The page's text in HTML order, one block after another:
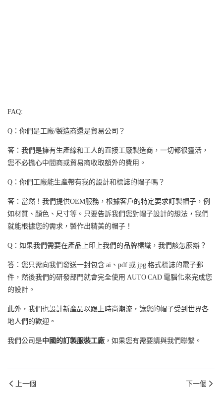
FAQ:
Q：你們是工廠/製造商還是貿易公司？
答：我們是擁有生產線和工人的直接工廠製造商，一切都很靈活，
您不必擔心中間商或貿易商收取額外的費用。
Q：你們工廠能生產帶有我的設計和標誌的帽子嗎？
答：當然！我們提供OEM服務，根據客戶的特定要求訂製帽子，例
如材質、顏色、尺寸等。只要告訴我們您對帽子設計的想法，我們
就能根據您的需求，製作出精美的帽子！
Q：如果我們需要在產品上印上我們的品牌標識，我們該怎麼辦？
答：您只需向我們發送一封包含 ai、pdf 或 jpg 格式標誌的電子郵
件，然後我們的研發部門就會完全使用 AUTO CAD 電腦化來完成您
的設計。
此外，我們也設計新產品以跟上時尚潮流，讓您的帽子受到世界各
地人們的歡迎。
我們公司是中國的訂製服裝工廠 ，如果您有需要請與我們聯繫。
上一個 下一個